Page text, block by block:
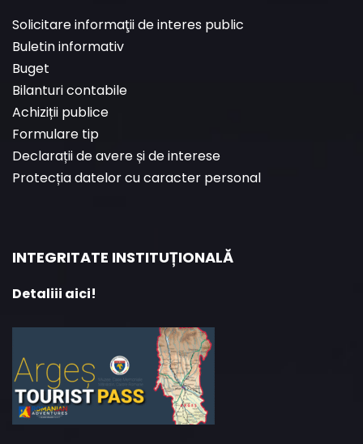
Solicitare informaţii de interes public
Buletin informativ
Buget
Bilanturi contabile
Achiziții publice
Formulare tip
Declarații de avere și de interese
Protecția datelor cu caracter personal
INTEGRITATE INSTITUȚIONALĂ
Detaliii aici!